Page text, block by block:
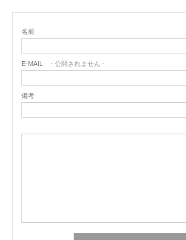
名前
E-MAIL - 公開されません -
備考